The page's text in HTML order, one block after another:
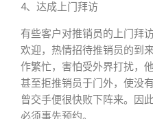
4、达成上门拜访
有些客户对推销员的上门拜
欢迎，热情招待推销员的到
作繁忙，害怕受外界打扰，
甚至拒推销员于门外，使没
曾交手便很快败下阵来。因
必须事先预约。